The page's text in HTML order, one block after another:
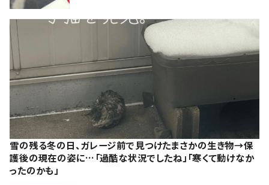
雪の残る冬の日、ガレージ前で見つけたまさかの生き物→保
護後の現在の姿に…「過酷な状況でしたね」「寒くて動けなか
ったのかも」